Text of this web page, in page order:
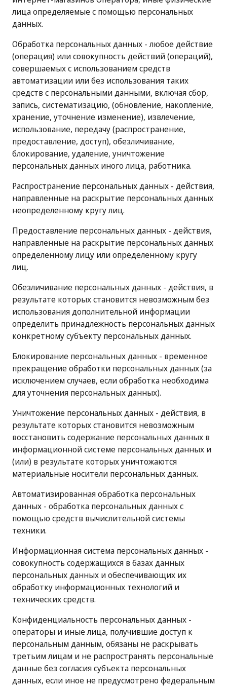
лица определяемые с помощью персональных
данных.
Обработка персональных данных - любое действие
(операция) или совокупность действий (операций),
совершаемых с использованием средств
автоматизации или без использования таких
средств с персональными данными, включая сбор,
запись, систематизацию, (обновление, накопление,
хранение, уточнение изменение), извлечение,
использование, передачу (распространение,
предоставление, доступ), обезличивание,
блокирование, удаление, уничтожение
персональных данных иного лица, работника.
Распространение персональных данных - действия,
направленные на раскрытие персональных данных
неопределенному кругу лиц.
Предоставление персональных данных - действия,
направленные на раскрытие персональных данных
определенному лицу или определенному кругу
лиц.
Обезличивание персональных данных - действия, в
результате которых становится невозможным без
использования дополнительной информации
определить принадлежность персональных данных
конкретному субъекту персональных данных.
Блокирование персональных данных - временное
прекращение обработки персональных данных (за
исключением случаев, если обработка необходима
для уточнения персональных данных).
Уничтожение персональных данных - действия, в
результате которых становится невозможным
восстановить содержание персональных данных в
информационной системе персональных данных и
(или) в результате которых уничтожаются
материальные носители персональных данных.
Автоматизированная обработка персональных
данных - обработка персональных данных с
помощью средств вычислительной системы
техники.
Информационная система персональных данных -
совокупность содержащихся в базах данных
персональных данных и обеспечивающих их
обработку информационных технологий и
технических средств.
Конфиденциальность персональных данных -
операторы и иные лица, получившие доступ к
персональным данным, обязаны не раскрывать
третьим лицам и не распространять персональные
данные без согласия субъекта персональных
данных, если иное не предусмотрено федеральным